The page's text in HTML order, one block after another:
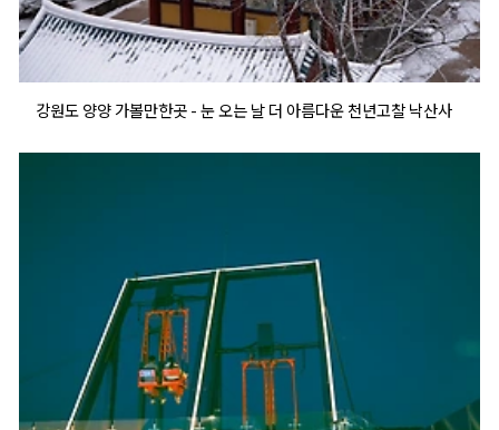
강원도 양양 가볼만한곳 - 눈 오는 날 더 아름다운 천년고찰 낙산사